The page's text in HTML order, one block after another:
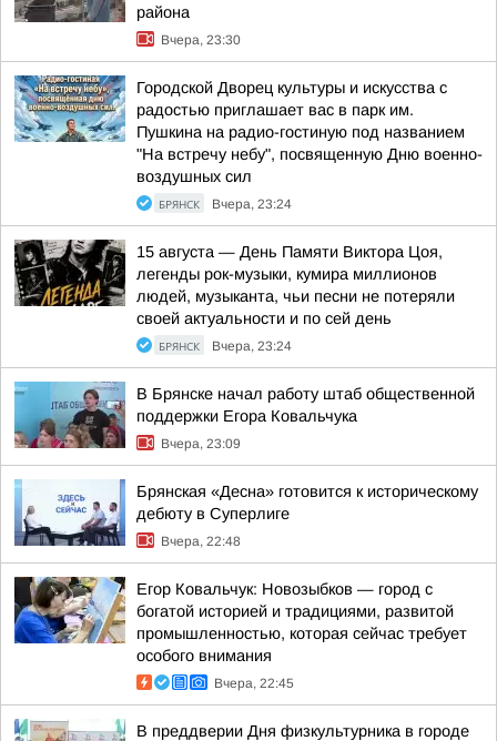
района
Вчера, 23:30
Городской Дворец культуры и искусства с
радостью приглашает вас в парк им.
Пушкина на радио-гостиную под названием
"На встречу небу", посвященную Дню военно-
воздушных сил
БРЯНСК Вчера, 23:24
15 августа — День Памяти Виктора Цоя,
легенды рок-музыки, кумира миллионов
людей, музыканта, чьи песни не потеряли
своей актуальности и по сей день
БРЯНСК Вчера, 23:24
В Брянске начал работу штаб общественной
поддержки Егора Ковальчука
Вчера, 23:09
Брянская «Десна» готовится к историческому
дебюту в Суперлиге
Вчера, 22:48
Егор Ковальчук: Новозыбков — город с
богатой историей и традициями, развитой
промышленностью, которая сейчас требует
особого внимания
Вчера, 22:45
В преддверии Дня физкультурника в городе